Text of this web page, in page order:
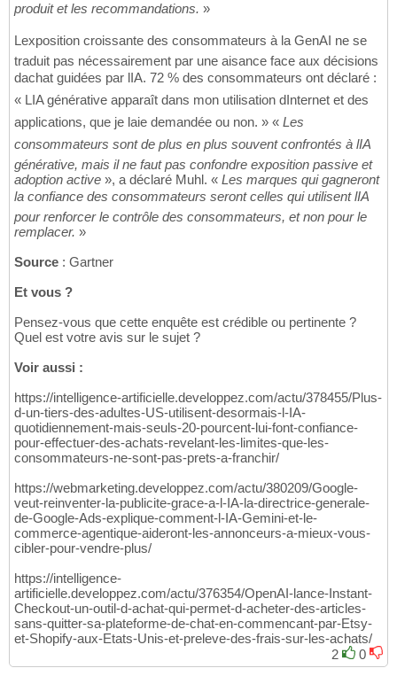
produit et les recommandations. »
Lexposition croissante des consommateurs à la GenAI ne se
traduit pas nécessairement par une aisance face aux décisions
dachat guidées par lIA. 72 % des consommateurs ont déclaré :
« LIA générative apparaît dans mon utilisation dInternet et des
applications, que je laie demandée ou non. » « Les
consommateurs sont de plus en plus souvent confrontés à lIA
générative, mais il ne faut pas confondre exposition passive et
adoption active », a déclaré Muhl. « Les marques qui gagneront
la confiance des consommateurs seront celles qui utilisent lIA
pour renforcer le contrôle des consommateurs, et non pour le
remplacer. »
Source : Gartner
Et vous ?
Pensez-vous que cette enquête est crédible ou pertinente ?
Quel est votre avis sur le sujet ?
Voir aussi :
https://intelligence-artificielle.developpez.com/actu/378455/Plus-
d-un-tiers-des-adultes-US-utilisent-desormais-l-IA-
quotidiennement-mais-seuls-20-pourcent-lui-font-confiance-
pour-effectuer-des-achats-revelant-les-limites-que-les-
consommateurs-ne-sont-pas-prets-a-franchir/
https://webmarketing.developpez.com/actu/380209/Google-
veut-reinventer-la-publicite-grace-a-l-IA-la-directrice-generale-
de-Google-Ads-explique-comment-l-IA-Gemini-et-le-
commerce-agentique-aideront-les-annonceurs-a-mieux-vous-
cibler-pour-vendre-plus/
https://intelligence-
artificielle.developpez.com/actu/376354/OpenAI-lance-Instant-
Checkout-un-outil-d-achat-qui-permet-d-acheter-des-articles-
sans-quitter-sa-plateforme-de-chat-en-commencant-par-Etsy-
et-Shopify-aux-Etats-Unis-et-preleve-des-frais-sur-les-achats/
2
0